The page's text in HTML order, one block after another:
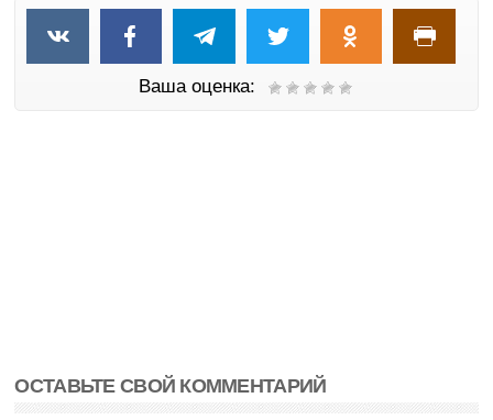
Ваша оценка:
ОСТАВЬТЕ СВОЙ КОММЕНТАРИЙ